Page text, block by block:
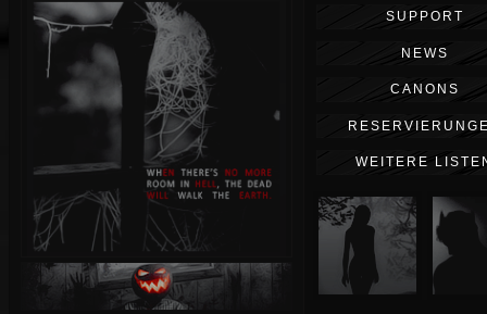
Die Apokalypse. Das ist das Wort,
das Ihnen in den Sinn kommt, als
Sie auf dem Boden aufwachen, Ihr
Körper schmerzt und Ihr Geist
wird von alptraumhaften
Erinnerungen überflutet. Vor
wenigen Augenblicken hatten Sie
noch ein ruhiges Leben geführt.
Dann begann die Erde unter Ihren
Füßen zu beben. Um Sie herum
stürzte alles ein. Die Berge
zerbrachen. Die Städte waren
nicht mehr. Die Ozeane
verschlangen alles. Tausende von
Menschen starben in weniger als
60 Sekunden. Dann wurde es
stockfinster. Aber jetzt sind Sie
hier und leben. Aber definitiv
SUPPORT
NEWS
CANONS
WEITERE